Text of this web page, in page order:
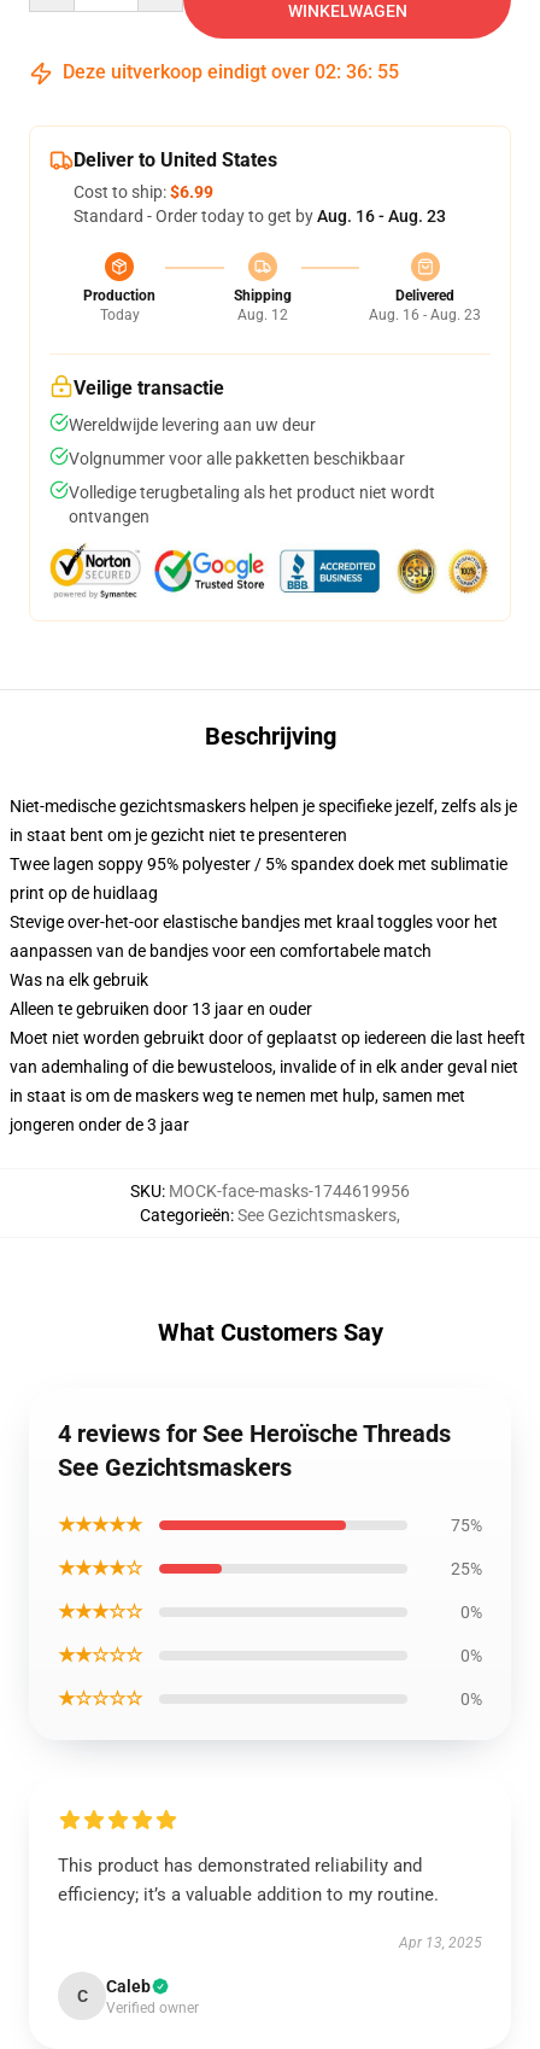
WINKELWAGEN
Deze uitverkoop eindigt over 02: 36: 54
Deliver to United States
Cost to ship:$6.99
Standard - Order today to get byAug. 16 - Aug. 23
Production
Today
Shipping
Aug. 12
Delivered
Aug. 16 - Aug. 23
Veilige transactie
Wereldwijde levering aan uw deur
Volgnummer voor alle pakketten beschikbaar
Volledige terugbetaling als het product niet wordt
ontvangen
Beschrijving
Niet-medische gezichtsmaskers helpen je specifieke jezelf, zelfs als je
in staat bent om je gezicht niet te presenteren
Twee lagen soppy 95% polyester / 5% spandex doek met sublimatie
print op de huidlaag
Stevige over-het-oor elastische bandjes met kraal toggles voor het
aanpassen van de bandjes voor een comfortabele match
Was na elk gebruik
Alleen te gebruiken door 13 jaar en ouder
Moet niet worden gebruikt door of geplaatst op iedereen die last heeft
van ademhaling of die bewusteloos, invalide of in elk ander geval niet
in staat is om de maskers weg te nemen met hulp, samen met
jongeren onder de 3 jaar
SKU: MOCK-face-masks-1744619956
Categorieën:See Gezichtsmaskers,
What Customers Say
4 reviews for See Heroïsche Threads
See Gezichtsmaskers
★★★★★ 75%
★★★★☆ 25%
★★★☆☆ 0%
★★☆☆☆ 0%
★☆☆☆☆ 0%
This product has demonstrated reliability and
efficiency; it’s a valuable addition to my routine.
Apr 13, 2025
C Caleb
Verified owner